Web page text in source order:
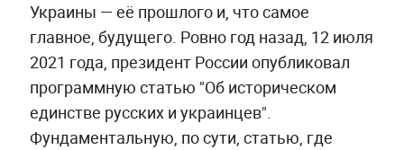
Украины — её прошлого и, что самое
главное, будущего. Ровно год назад, 12 июля
2021 года, президент России опубликовал
программную статью "Об историческом
единстве русских и украинцев".
Фундаментальную, по сути, статью, где